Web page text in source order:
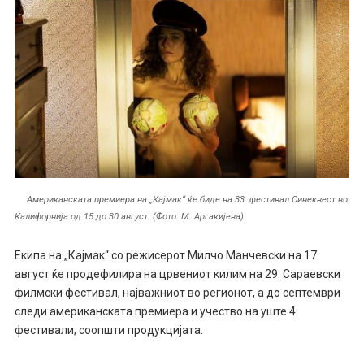
Американската премиера на „Кајмак“ ќе биде на 33. фестивал Синеквест во
Калифорнија од 15 до 30 август. (Фото: М. Аргакијева)
Екипа на „Кајмак“ со режисерот Милчо Манчевски на 17
август ќе продефилира на црвениот килим на 29. Сараевски
филмски фестивал, најважниот во регионот, а до септември
следи американската премиера и учество на уште 4
фестивали, соопшти продукцијата.